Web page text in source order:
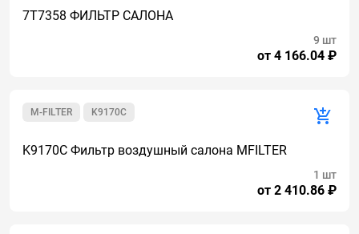
7T7358 ФИЛЬТР САЛОНА
от 4 166.04 ₽
9 шт
K9170C
M-FILTER
K9170C Фильтр воздушный салона MFILTER
от 2 410.86 ₽
1 шт